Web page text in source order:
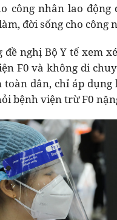
công nhân lao
đời sống cho công
đề nghị Bộ Y tế xem
F0 và không di
dân, chỉ áp
bệnh viện trừ F0